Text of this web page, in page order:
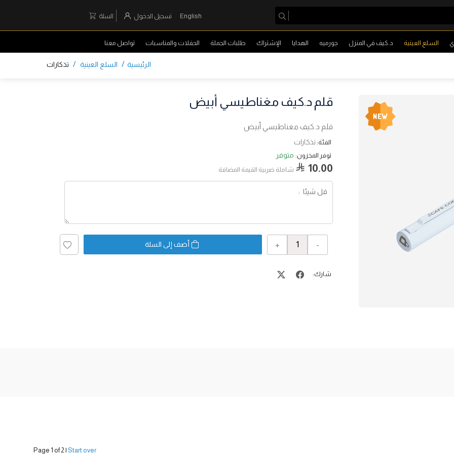
English تسجيل الدخول السلة
السلع العينية د.كيف في المنزل جورميه الهدايا الإشتراك طلبات الجملة الحفلات والمناسبات تواصل معنا
الرئيسية / السلع العينية / تذكارات
قلم د.كيف مغناطيسي أبيض
قلم د.كيف مغناطيسي أبيض
الفئة:تذكارات
توفر المخزون: متوفر
10.00 شاملة ضربية القيمة المضافة
-
+ أضف إلى السلة
شارك:
Page 1 of 2 | Start over